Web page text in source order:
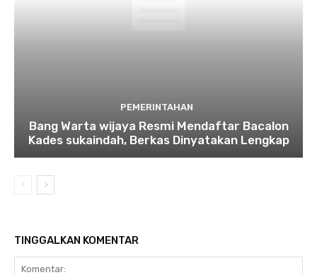
PEMERINTAHAN
Bang Warta wijaya Resmi Mendaftar Bacalon
Kades sukaindah, Berkas Dinyatakan Lengkap
TINGGALKAN KOMENTAR